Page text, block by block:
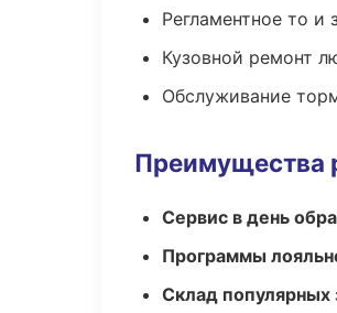
Регламентное то и
Кузовной ремонт
Обслуживание
Преимущества
Сервис в день
Программы
Склад популярных